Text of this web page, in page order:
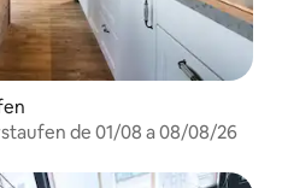
de 01/08 a 08/08/26